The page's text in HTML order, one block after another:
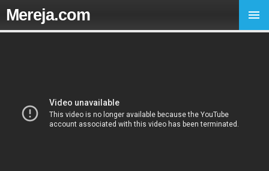
Mereja.com